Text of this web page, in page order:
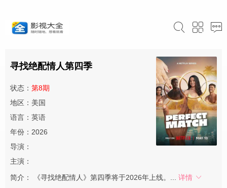
寻找绝配情人第四季
状态： 第8期
地区：美国
语言：英语
年份：2026
导演：
主演：
简介：
《寻找绝配情人》第四季将于2026年上线。... 详情